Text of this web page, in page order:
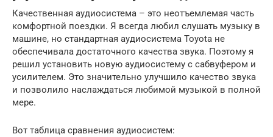
Качественная аудиосистема – это неотъемлемая часть
комфортной поездки. Я всегда любил слушать музыку в
машине, но стандартная аудиосистема Toyota не
обеспечивала достаточного качества звука. Поэтому я
решил установить новую аудиосистему с сабвуфером и
усилителем. Это значительно улучшило качество звука
и позволило наслаждаться любимой музыкой в полной
мере.
Вот таблица сравнения аудиосистем: